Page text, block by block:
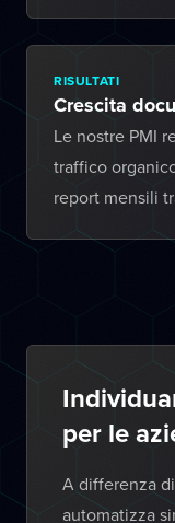
RISULTATI
Crescita
Le nostre PMI
traffico
report mensili
per le
A differenza
automatizza